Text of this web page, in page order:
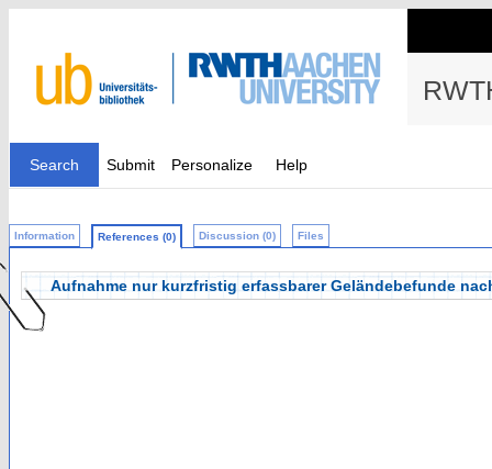
Search Submit Personalize Help
Information References (0) Discussion (0) Files
Aufnahme nur kurzfristig erfassbarer Geländebefunde